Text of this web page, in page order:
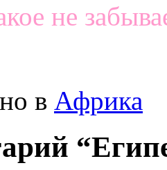
не
в Африка